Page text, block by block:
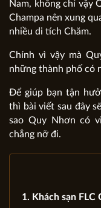
Nam, không chỉ vậy
Champa nên xung
nhiều di tích Chăm.
Chính vì vậy mà
những thành phố có
Để giúp bạn tận
thì bài viết sau đây
sao Quy Nhơn có
chẳng nỡ đi.
1. Khách sạn FLC